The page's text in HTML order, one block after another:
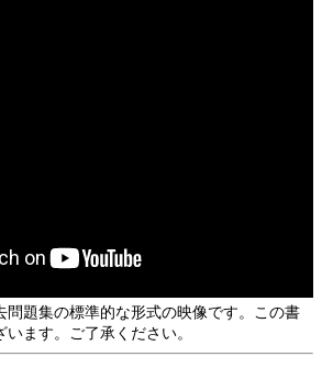
問題集の標準的な形式の映像です。この書
ます。ご了承ください。